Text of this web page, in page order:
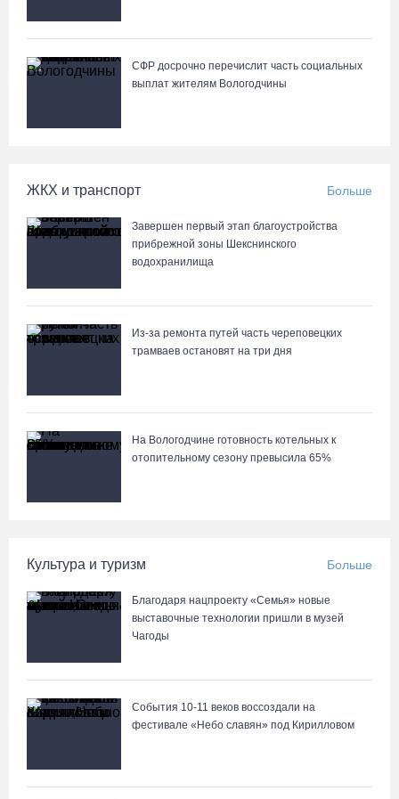
СФР досрочно перечислит часть социальных
выплат жителям Вологодчины
ЖКХ и транспорт Больше
Завершен первый этап благоустройства
прибрежной зоны Шекснинского
водохранилища
Из-за ремонта путей часть череповецких
трамваев остановят на три дня
На Вологодчине готовность котельных к
отопительному сезону превысила 65%
Культура и туризм Больше
Благодаря нацпроекту «Семья» новые
выставочные технологии пришли в музей
Чагоды
События 10-11 веков воссоздали на
фестивале «Небо славян» под Кирилловом